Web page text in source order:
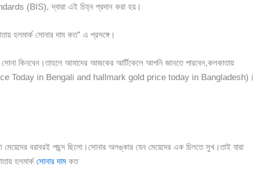
(BIS), দ্বারা এই চিহ্ন প্রদান করা হয়।
হলমার্ক সোনার দাম কত” এ প্রসঙ্গে।
কিনবেন।তাহলে আমাদের আজকের আর্টিকেলে আপনি জানতে পারবেন,কলকাতায়
Today in Bengali ‍and hallmark gold price today in Bangladesh)।
মেয়েদের বরাবরই পছন্দ ছিলো।সোনার অলঙ্কার যেন মেয়েদের এক চিলতে সুখ।তাই যারা
হলমার্ক সোনার দামকত